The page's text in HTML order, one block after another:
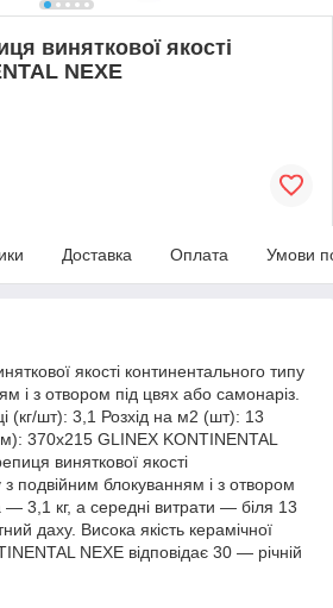
виняткової якості
NEXE
Доставка Оплата Умови
якості континентального типу
і з отвором під цвях або самонаріз.
(кг/шт): 3,1 Розхід на м2 (шт): 13
370х215 GLINEX KONTINENTAL
виняткової якості
з подвійним блокуванням і з отвором
― 3,1 кг, а середні витрати ― біля 13
даху. Висока якість керамічної
NEXE відповідає 30 ― річній